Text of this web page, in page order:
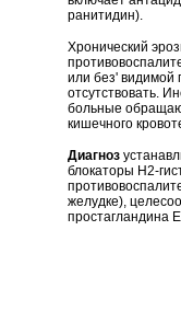
ранитидин).
Хронический
или без' видимой
отсутствовать.
больные
кишечного
Диагноз
блокаторы Н2-
желудке),
простагландина